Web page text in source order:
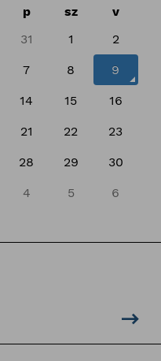
p sz
v
31 1 2
7 8 9
14 15 16
21 22 23
28 29 30
4 5 6